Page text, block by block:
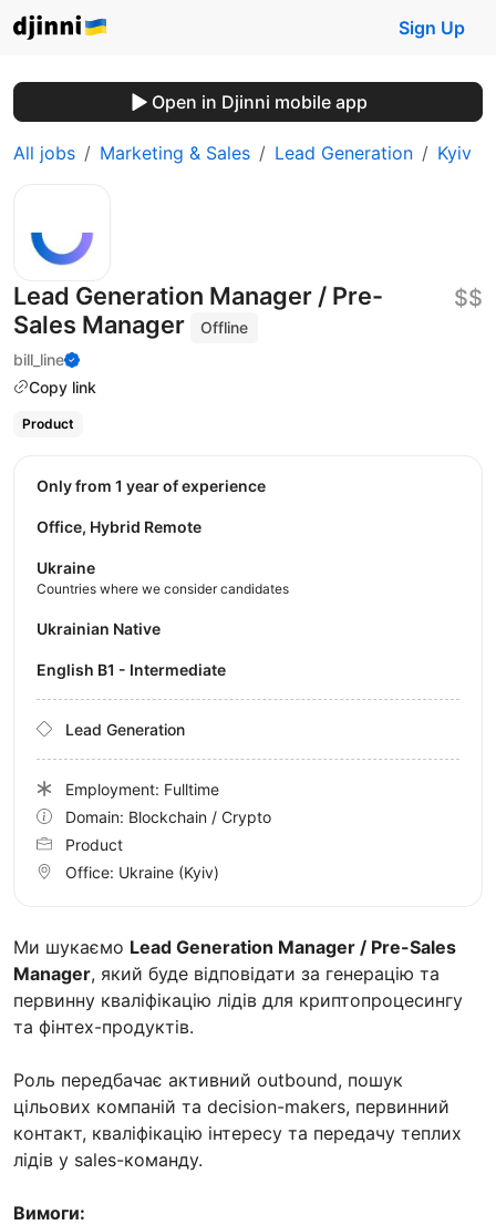
Sign Up
Open in Djinni mobile app
All jobs Marketing & Sales Lead Generation Kyiv
Lead Generation Manager / Pre-
Sales Manager
Offline
bill_line
Copy link
$$
Product
Ми шукаємо Lead Generation Manager / Pre-Sales
Manager, який буде відповідати за генерацію та
первинну кваліфікацію лідів для криптопроцесингу
та фінтех-продуктів.
Роль передбачає активний outbound, пошук
цільових компаній та decision-makers, первинний
контакт, кваліфікацію інтересу та передачу теплих
лідів у sales-команду.
Вимоги:
Only from 1 year of experience
Office, Hybrid Remote
Ukraine
Countries where we consider candidates
Ukrainian Native
English B1 - Intermediate
Lead Generation
Employment: Fulltime
Domain: Blockchain / Crypto
Product
Office: Ukraine (Kyiv)